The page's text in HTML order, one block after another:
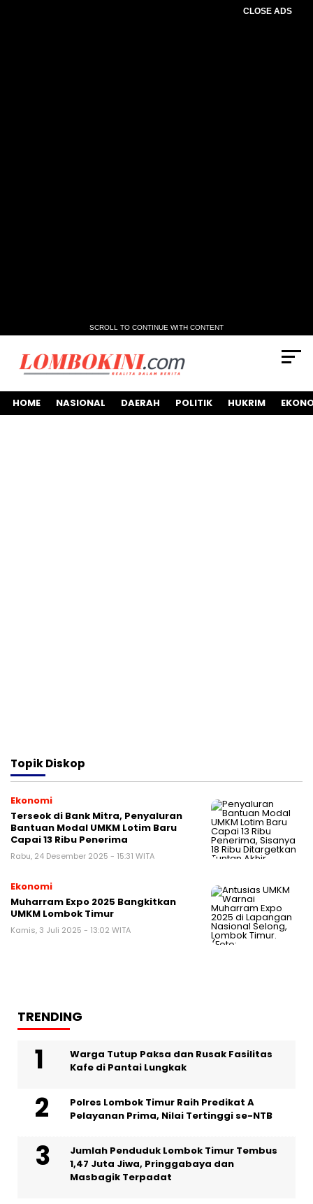
CLOSE ADS
SCROLL TO CONTINUE WITH CONTENT
HOME NASIONAL DAERAH POLITIK HUKRIM
TopikDiskop
Ekonomi
Terseok di Bank Mitra, Penyaluran
Bantuan Modal UMKM Lotim Baru
Capai 13 Ribu Penerima
Rabu, 24 Desember 2025 - 15:31 WITA
Ekonomi
Muharram Expo 2025 Bangkitkan
UMKM Lombok Timur
Kamis, 3 Juli 2025 - 13:02 WITA
TRENDING
Warga Tutup Paksa dan Rusak Fasilitas
Kafe di Pantai Lungkak
Polres Lombok Timur Raih Predikat A
Pelayanan Prima, Nilai Tertinggi se-NTB
Jumlah Penduduk Lombok Timur Tembus
1,47 Juta Jiwa, Pringgabaya dan
Masbagik Terpadat